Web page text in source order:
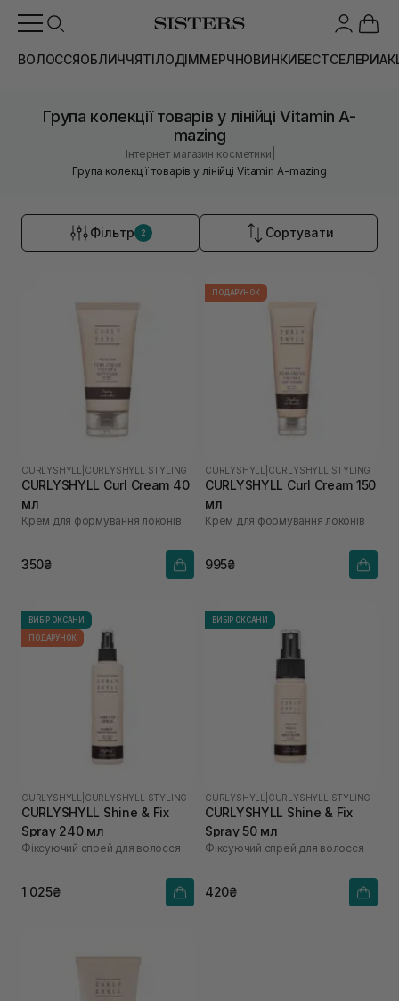
ВОЛОССЯОБЛИЧЧЯТІЛОДІММЕРЧНОВИНКИБЕСТСЕЛЕРИ
Група колекції товарів у лінійці Vitamin A-
mazing
Інтернет магазин косметики
Група колекції товарів у лінійці Vitamin A-mazing
Фільтр 2 Сортувати
CURLYSHYLL CURLYSHYLL STYLING
CURLYSHYLL Curl Cream 40
мл
Крем для формування локонів
350₴
ПОДАРУНОК
CURLYSHYLL CURLYSHYLL STYLING
CURLYSHYLL Curl Cream 150
мл
Крем для формування локонів
995₴
ВИБІР ОКСАНИ
ПОДАРУНОК
CURLYSHYLL CURLYSHYLL STYLING
CURLYSHYLL Shine & Fix
Spray 240 мл
Фіксуючий спрей для волосся
1 025₴
ВИБІР ОКСАНИ
CURLYSHYLL CURLYSHYLL STYLING
CURLYSHYLL Shine & Fix
Spray 50 мл
Фіксуючий спрей для волосся
420₴